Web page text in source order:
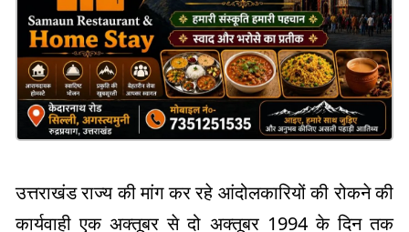
उत्तराखंड राज्य की मांग कर रहे आंदोलकारियों की रोकने की
कार्यवाही एक अक्तूबर से दो अक्तूबर 1994 के दिन तक